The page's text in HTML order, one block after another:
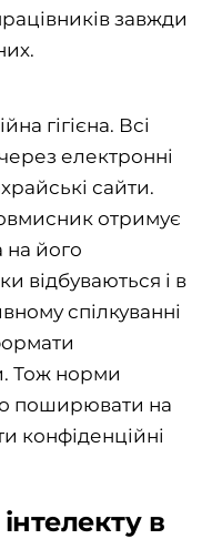
завжди
гігієна. Всі
електронні
сайти.
отримує
на його
відбуваються і в
спілкуванні
Тож норми
поширювати на
конфіденційні
в